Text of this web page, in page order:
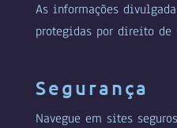
As informações
protegidas por direito de
Segurança
Navegue em sites